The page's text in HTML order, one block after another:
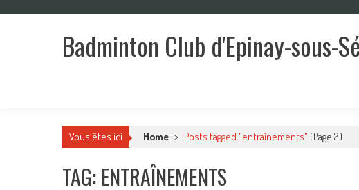
Badminton Club d'Epinay-sous-
Vous êtes ici Home > Posts tagged "entraînements" (Page 2)
TAG: ENTRAÎNEMENTS